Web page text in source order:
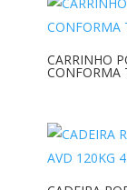
CARRINHO
CONFORMA